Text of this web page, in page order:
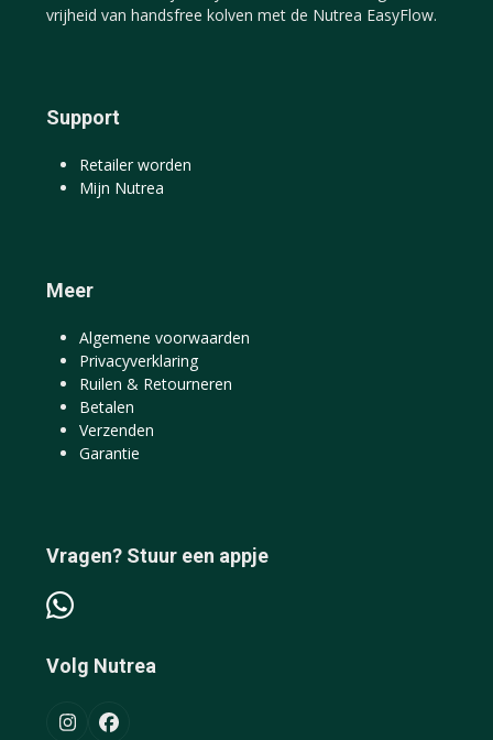
vrijheid van handsfree kolven met de Nutrea EasyFlow.
Support
Retailer worden
Mijn Nutrea
Meer
Algemene voorwaarden
Privacyverklaring
Ruilen & Retourneren
Betalen
Verzenden
Garantie
Vragen? Stuur een appje
Volg Nutrea
Instagram
Facebook